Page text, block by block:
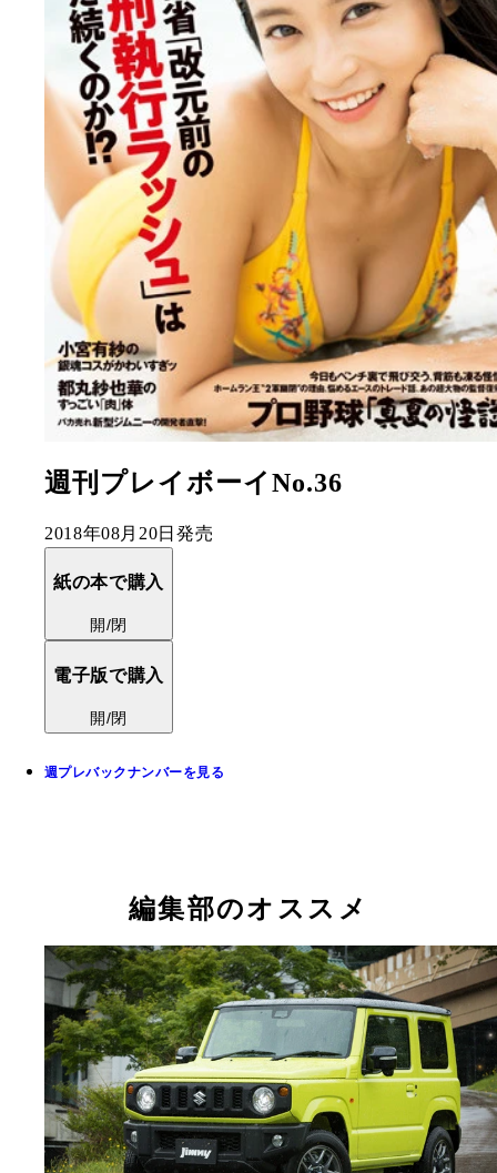
週刊プレイボーイNo.36
2018年08月20日発売
紙の本で購入
開/閉
電子版で購入
開/閉
週プレバックナンバーを見る
編集部のオススメ